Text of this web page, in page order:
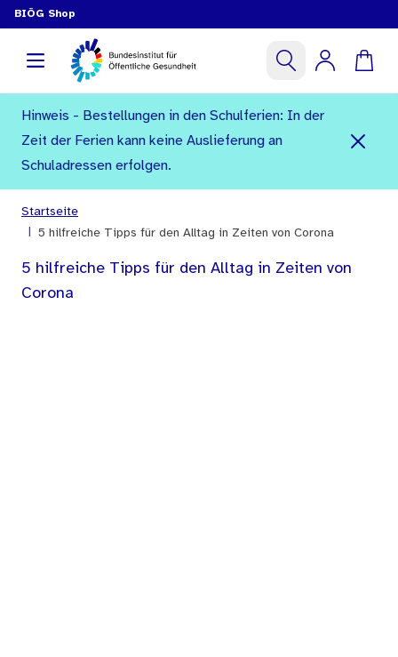
BIÖG Shop
Hinweis - Bestellungen in den Schulferien: In der
Zeit der Ferien kann keine Auslieferung an
Schuladressen erfolgen.
Startseite
5 hilfreiche Tipps für den Alltag in Zeiten von Corona
5 hilfreiche Tipps für den Alltag in Zeiten von
Corona